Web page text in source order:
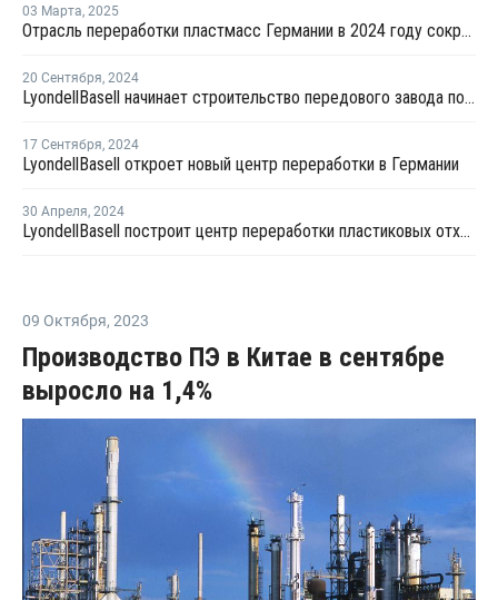
03 Марта, 2025
Отрасль переработки пластмасс Германии в 2024 году сократилась на 4%
20 Сентября, 2024
LyondellBasell начинает строительство передового завода по переработке в Весселинге
17 Сентября, 2024
LyondellBasell откроет новый центр переработки в Германии
30 Апреля, 2024
LyondellBasell построит центр переработки пластиковых отходов в Германии
09 Октября, 2023
Производство ПЭ в Китае в сентябре
выросло на 1,4%